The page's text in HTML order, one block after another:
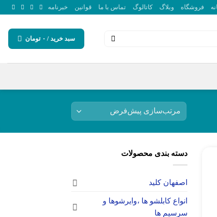
فروشگاه وبلاگ کاتالوگ تماس با ما قوانین خبرنامه
سبد خرید / ۰ تومان
دسته بندی محصولات
اصفهان کلید
انواع کابلشو ها ،وایرشوها و
سرسیم ها